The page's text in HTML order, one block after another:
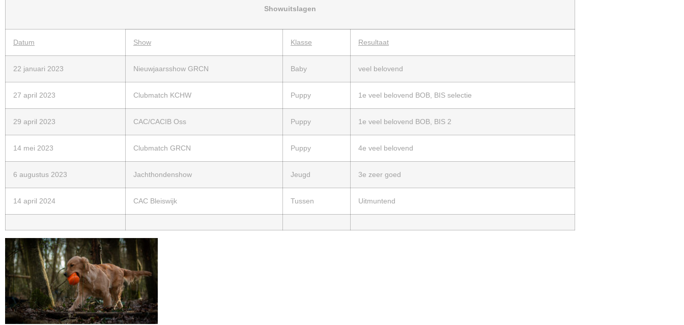
Showuitslagen
Datum Show Klasse Resultaat
22 januari 2023 Nieuwjaarsshow GRCN Baby veel belovend
27 april 2023 Clubmatch KCHW Puppy 1e veel belovend BOB, BIS selectie
29 april 2023 CAC/CACIB Oss Puppy 1e veel belovend BOB, BIS 2
14 mei 2023 Clubmatch GRCN Puppy 4e veel belovend
6 augustus 2023 Jachthondenshow Jeugd 3e zeer goed
14 april 2024 CAC Bleiswijk Tussen Uitmuntend